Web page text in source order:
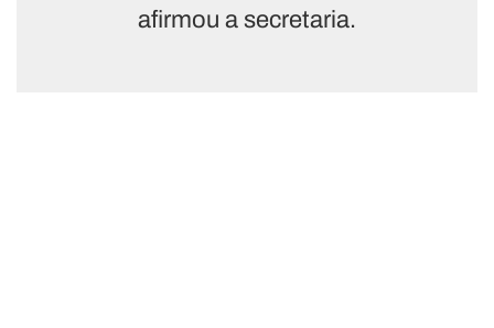
afirmou a secretaria.